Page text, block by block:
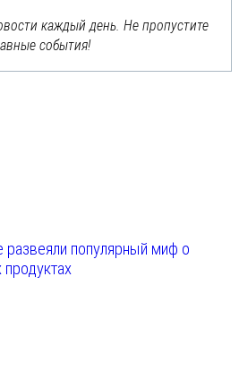
каждый день. Не пропустите
события!
развеяли популярный миф о